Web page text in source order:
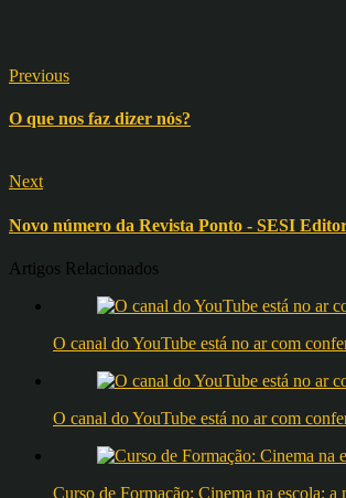
Previous
O que nos faz dizer nós?
Next
Novo número da Revista Ponto - SESI
Artigos Relacionados
O canal do YouTube está no ar com
O canal do YouTube está no ar com
Curso de Formação: Cinema na escola: a